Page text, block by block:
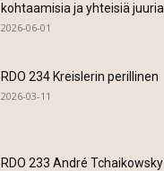
kohtaamisia ja yhteisiä juuria
2026-06-01
RDO 234 Kreislerin perillinen
2026-03-11
RDO 233 André Tchaikowsky